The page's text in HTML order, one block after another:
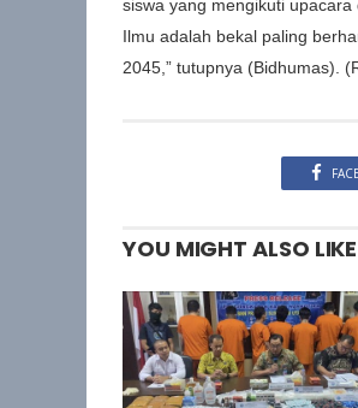
siswa yang mengikuti
Ilmu adalah bekal paling
2045,” tutupnya (Bidhumas).
YOU MIGHT ALSO LIKE